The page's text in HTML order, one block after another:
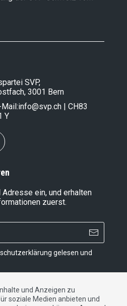
SVP,
3001 Bern
info@svp.ch | CH83
Y
ein, und erhalten
zuerst.
gelesen und
|Kontakt
und Anzeigen zu
soziale Medien anbieten und